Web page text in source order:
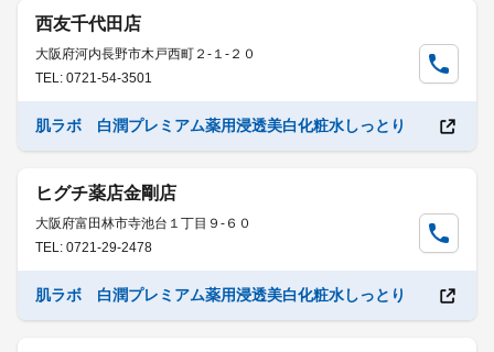
西友千代田店
大阪府河内長野市木戸西町２-１-２０
TEL: 0721-54-3501
肌ラボ 白潤プレミアム薬用浸透美白化粧水しっとり
ヒグチ薬店金剛店
大阪府富田林市寺池台１丁目９-６０
TEL: 0721-29-2478
肌ラボ 白潤プレミアム薬用浸透美白化粧水しっとり